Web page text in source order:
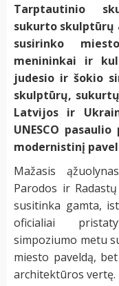
Tarptautinio
sukurto skulptūrų
susirinko
menininkai ir
judesio ir šokio
skulptūrų,
Latvijos ir
UNESCO
modernistinį
Mažasis
Parodos ir
susitinka gamta,
oficialiai
simpoziumo metu
miesto paveldą,
architektūros vertę.